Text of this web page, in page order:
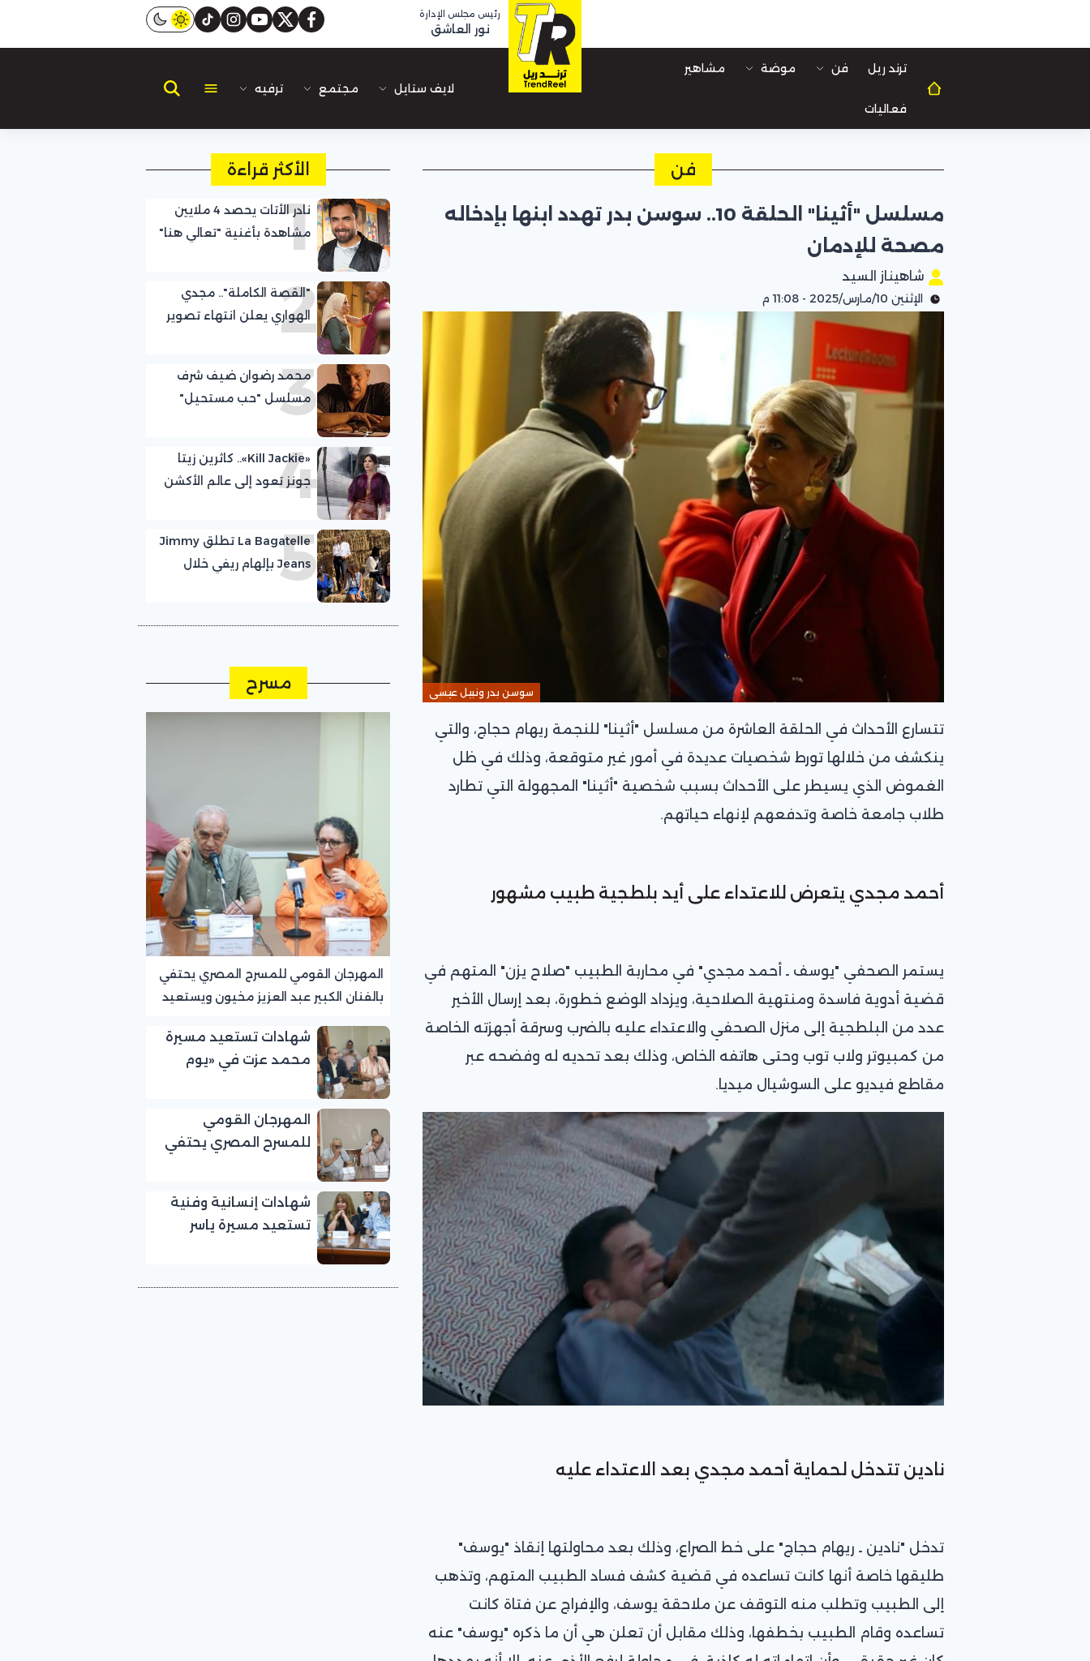
رئيس مجلس الإدارة
نور العاشق facebook
twitter
youtube
instagram
tiktok
ترند ريل فن موضة مشاهير
فعاليات
لايف ستايل مجتمع ترفيه
فن
مسلسل "أثينا" الحلقة 10.. سوسن بدر تهدد ابنها بإدخاله
مصحة للإدمان
شاهيناز السيد
الإثنين 10/مارس/2025 - 11:08 م
سوسن بدر ونبيل عيسى
تتسارع الأحداث في الحلقة العاشرة من مسلسل "أثينا" للنجمة ريهام حجاج، والتي
ينكشف من خلالها تورط شخصيات عديدة في أمور غير متوقعة، وذلك في ظل
الغموض الذي يسيطر على الأحداث بسبب شخصية "أثينا" المجهولة التي تطارد
طلاب جامعة خاصة وتدفعهم لإنهاء حياتهم.
أحمد مجدي يتعرض للاعتداء على أيد بلطجية طبيب مشهور
يستمر الصحفي "يوسف ـ أحمد مجدي" في محاربة الطبيب "صلاح يزن" المتهم في
قضية أدوية فاسدة ومنتهية الصلاحية، ويزداد الوضع خطورة، بعد إرسال الأخير
عدد من البلطجية إلى منزل الصحفي والاعتداء عليه بالضرب وسرقة أجهزته الخاصة
من كمبيوتر ولاب توب وحتى هاتفه الخاص، وذلك بعد تحديه له وفضحه عبر
مقاطع فيديو على السوشيال ميديا.
نادين تتدخل لحماية أحمد مجدي بعد الاعتداء عليه
تدخل "نادين ـ ريهام حجاج" على خط الصراع، وذلك بعد محاولتها إنقاذ "يوسف"
طليقها خاصة أنها كانت تساعده في قضية كشف فساد الطبيب المتهم، وتذهب
إلى الطبيب وتطلب منه التوقف عن ملاحقة يوسف، والإفراج عن فتاة كانت
تساعده وقام الطبيب بخطفها، وذلك مقابل أن تعلن هي أن ما ذكره "يوسف" عنه
الأكثر قراءة
1
نادر الأتات يحصد 4 ملايين
مشاهدة بأغنية "تعالي هنا"
2
"القصة الكاملة".. مجدي
الهواري يعلن انتهاء تصوير
3
محمد رضوان ضيف شرف
مسلسل "حب مستحيل"
4
«Kill Jackie».. كاثرين زيتا
جونز تعود إلى عالم الأكشن
5
La Bagatelle تطلق Jimmy
Jeans بإلهام ريفي خلال
مسرح
المهرجان القومي للمسرح المصري يحتفي
بالفنان الكبير عبد العزيز مخيون ويستعيد
شهادات تستعيد مسيرة
محمد عزت في «يوم
للمسرح المصري
المهرجان القومي
للمسرح المصري يحتفي
لرموز المسرح»
شهادات إنسانية وفنية
تستعيد مسيرة ياسر